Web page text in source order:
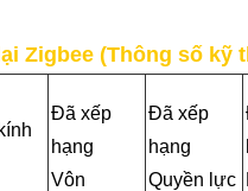
Zigbee (Thông số kỹ
Đã xếp
hạng
Vôn
Đã xếp
hạng
Quyền lực